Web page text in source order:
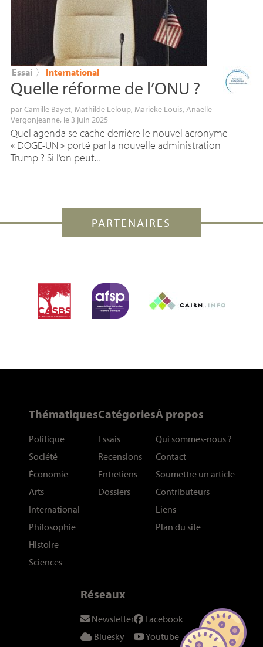
Essai 〉 International
Quelle réforme de l’ONU ?
parCamille Bayet, Mathilde Leloup, Marieke Louis, Anaëlle
Vergonjeanne, le 3 juin 2025
Quel agenda se cache derrière le nouvel acronyme
« DOGE-UN » porté par la nouvelle administration
Trump ? Si l’on peut...
PARTENAIRES
Thématiques
Politique
Société
Économie
Arts
International
Philosophie
Histoire
Sciences
Catégories
Essais
Recensions
Entretiens
Dossiers
À propos
Qui sommes-nous ?
Contact
Soumettre un article
Contributeurs
Liens
Plan du site
Réseaux
Newsletter
Bluesky
Facebook
Youtube